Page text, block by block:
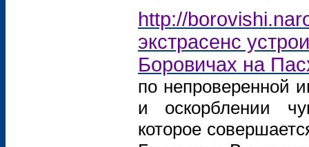
http://
экстрасенс
Боровичах на
по непроверенной
и оскорблении
которое